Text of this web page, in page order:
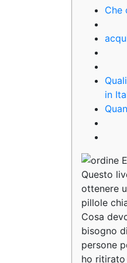
Che
in
Questo
ottenere
pillole
Cosa
bisogno
persone
ho